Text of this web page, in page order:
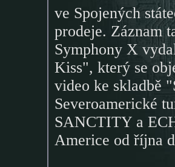
ve Spojených
prodeje. Záznam
Symphony X
Kiss", který se
video ke skladbě
Severoamerické
SANCTITY a
Americe od října